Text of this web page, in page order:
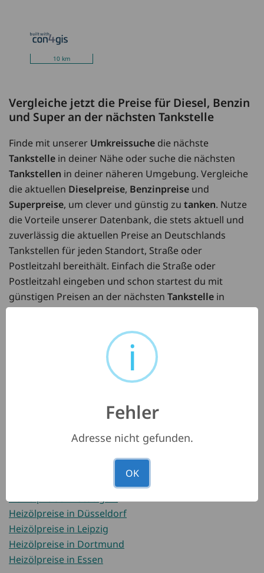
10 km
Vergleiche jetzt die Preise für Diesel, Benzin
und Super an der nächsten Tankstelle
Finde mit unserer Umkreissuche die nächste
Tankstelle in deiner Nähe oder suche die nächsten
Tankstellen in deiner näheren Umgebung. Vergleiche
die aktuellen Dieselpreise, Benzinpreise und
Superpreise, um clever und günstig zu tanken. Nutze
die Vorteile unserer Datenbank, die stets aktuell und
zuverlässig die aktuellen Preise an Deutschlands
Tankstellen für jeden Standort, Straße oder
Postleitzahl bereithält. Einfach die Straße oder
Postleitzahl eingeben und schon startest du mit
günstigen Preisen an der nächsten Tankstelle in
Mobilgeräte optimiert. Wir wünschen gute Fahrt und
Heizölpreise in Hamburg
Heizölpreise in Frankfurt
Heizölpreise in Düsseldorf
Heizölpreise in Leipzig
Heizölpreise in Dortmund
Heizölpreise in Essen
i
Fehler
Adresse nicht gefunden.
OK